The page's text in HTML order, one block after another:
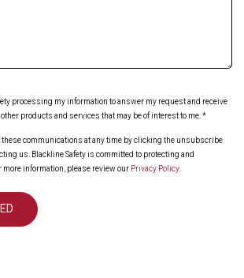
processing my information to answer my request and receive
products and services that may be of interest to me.*
communications at any time by clicking the unsubscribe
us. Blackline Safety is committed to protecting and
information, please review our Privacy Policy.